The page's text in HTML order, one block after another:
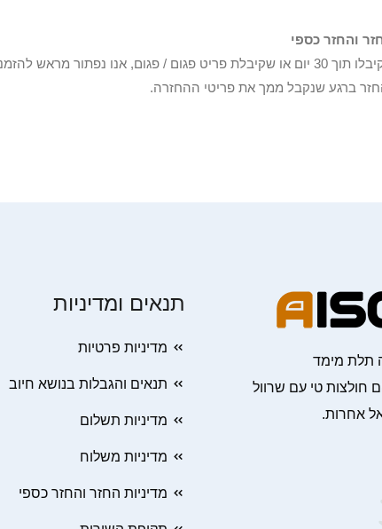
הפריטים שלך לא קיבלו תוך 30 יום או שקיבלת פריט פגום / פגום,
ברגע שנקבל ממך את פריטי ההחזרה.
תלת מימד
חולצות טי עם שרוול
אחרות.
תנאים ומדיניות
מדיניות פרטיות
תנאים והגבלות בנושא חיוב
מדיניות תשלום
מדיניות משלוח
מדיניות החזר והחזר כספי